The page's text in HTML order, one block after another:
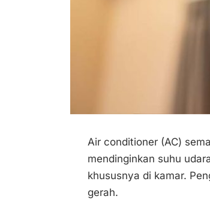
Air conditioner (AC)
mendinginkan suhu
khususnya di kamar.
gerah.